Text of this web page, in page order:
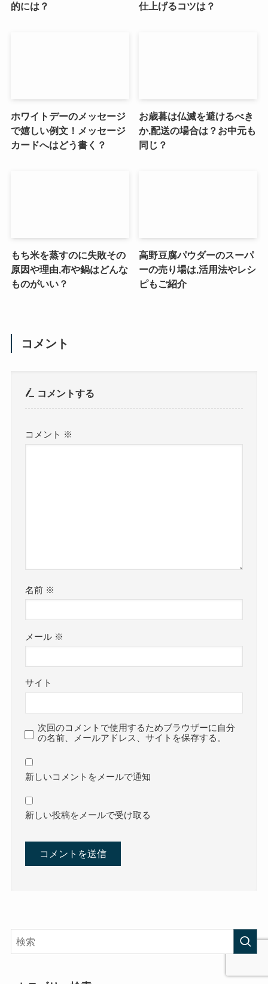
的には？
仕上げるコツは？
ホワイトデーのメッセージ
で嬉しい例文！メッセージ
カードへはどう書く？
お歳暮は仏滅を避けるべき
か,配送の場合は？お中元も
同じ？
もち米を蒸すのに失敗その
原因や理由,布や鍋はどんな
ものがいい？
高野豆腐パウダーのスーパ
ーの売り場は,活用法やレシ
ピもご紹介
コメント
コメントする
コメント ※
名前 ※
メール ※
サイト
次回のコメントで使用するためブラウザーに自分
の名前、メールアドレス、サイトを保存する。
新しいコメントをメールで通知
新しい投稿をメールで受け取る